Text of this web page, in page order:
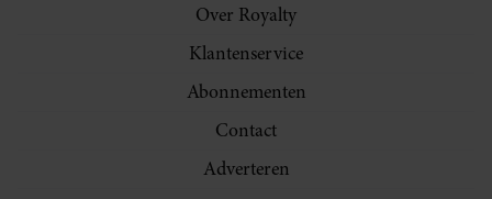
Over Royalty
Klantenservice
Abonnementen
Contact
Adverteren